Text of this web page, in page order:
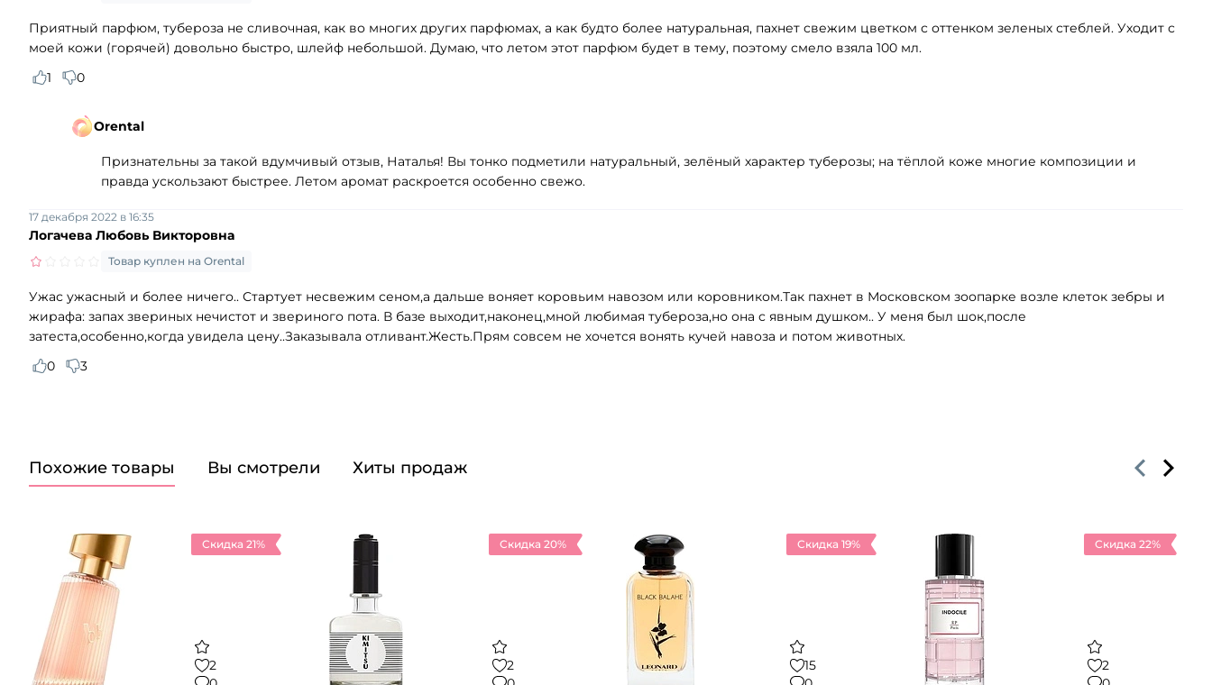
Приятный парфюм, тубероза не сливочная, как во многих других парфюмах, а как будто более натуральная, пахнет свежим цветком с оттенком зеленых стеблей. Уходит с
моей кожи (горячей) довольно быстро, шлейф небольшой. Думаю, что летом этот парфюм будет в тему, поэтому смело взяла 100 мл.
1
0
Orental
Признательны за такой вдумчивый отзыв, Наталья! Вы тонко подметили натуральный, зелёный характер туберозы; на тёплой коже многие композиции и
правда ускользают быстрее. Летом аромат раскроется особенно свежо.
Логачева Любовь Викторовна
17 декабря 2022 в 16:35
Товар куплен на Orental
Ужас ужасный и более ничего.. Стартует несвежим сеном,а дальше воняет коровьим навозом или коровником.Так пахнет в Московском зоопарке возле клеток зебры и
жирафа: запах звериных нечистот и звериного пота. В базе выходит,наконец,мной любимая тубероза,но она с явным душком.. У меня был шок,после
затеста,особенно,когда увидела цену..Заказывала отливант.Жесть.Прям совсем не хочется вонять кучей навоза и потом животных.
0
3
Похожие товары Вы смотрели Хиты продаж
Скидка 21%
2
Скидка 20%
2
Скидка 19%
15
Скидка 22%
2